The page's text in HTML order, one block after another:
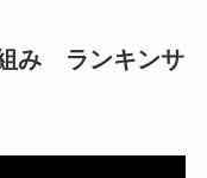
み ランキンサ